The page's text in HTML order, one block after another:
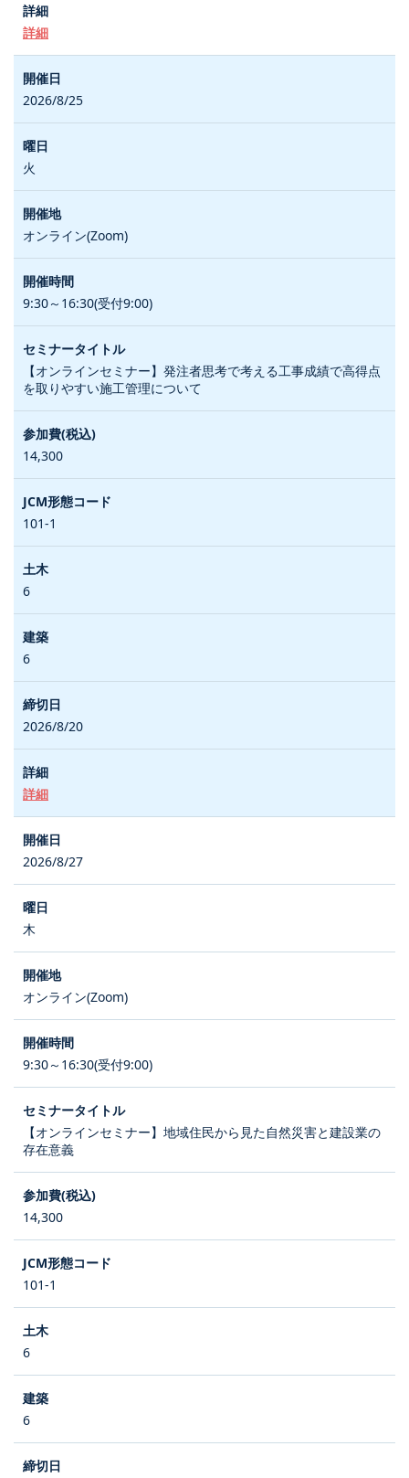
詳細
2026/8/25
火
オンライン(Zoom)
9:30～16:30(受付9:00)
【オンラインセミナー】発注者思考で考える工事成績で高得点
を取りやすい施工管理について
14,300
101-1
6
6
2026/8/20
詳細
2026/8/27
木
オンライン(Zoom)
9:30～16:30(受付9:00)
【オンラインセミナー】地域住民から見た自然災害と建設業の
存在意義
14,300
101-1
6
6